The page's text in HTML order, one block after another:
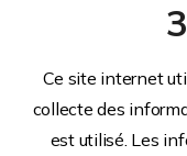
Ce site internet
collecte des
est utilisé. Les